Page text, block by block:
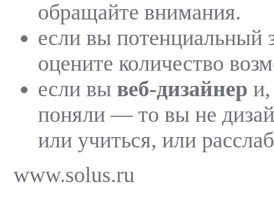
обращайте внимания.
если вы потенциальный
оцените количество
если вы веб-дизайнер
поняли — то вы не
или учиться, или
www.solus.ru